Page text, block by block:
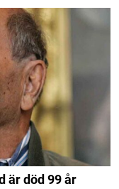
är död 99 år